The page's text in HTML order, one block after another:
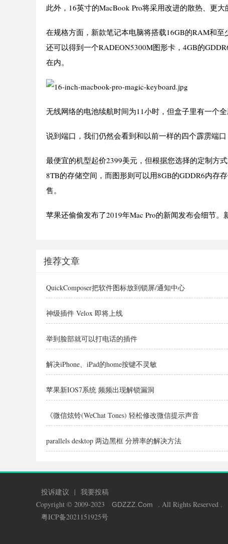
此外，16英寸的MacBook Pro将采用改进的散热、更大
在规格方面，新款笔记本电脑将搭载16GB的RAM和
还可以得到一个RADEON5300M图形卡，4GB的
在内。
无线网络的电池续航时间为11小时，但盒子里有一个全
说到端口，我们仍然会看到和以前一样的四个霹雳端口
最便宜的机型起价2399美元，但根据您选择的定制方
8TB的存储空间，而图形则可以用8GB的GDDR6内存
售。
苹果还偷偷发布了2019年Mac Pro的新闻发布会细节。
推荐文章
QuickComposer把软件图标放到锁屏/通知中心
神级插件 Velox 即将上线
举到脸部就可以打电话的插件
解决iPhone、iPad的home按键不灵敏
苹果新IOS7系统 频频出现解锁漏洞
《微信炫铃(WeChat Tones) 轻松修改微信提示声音
parallels desktop 两边黑框 分辨率的解决方法
投诉建议 | 我要投稿
Copyright © 2009-2023
GDZZZ .Com
. All Rights Reserved .
粤ICP备2021151925号